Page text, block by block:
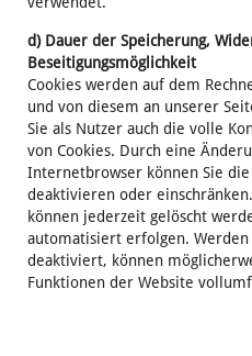
d) Dauer der Speicherung,
Beseitigungsmöglichkeit
Cookies werden auf dem
und von diesem an unserer
Sie als Nutzer auch die volle
von Cookies. Durch eine
Internetbrowser können Sie
deaktivieren oder
können jederzeit gelöscht
automatisiert erfolgen. Werden
deaktiviert, können
Funktionen der Website